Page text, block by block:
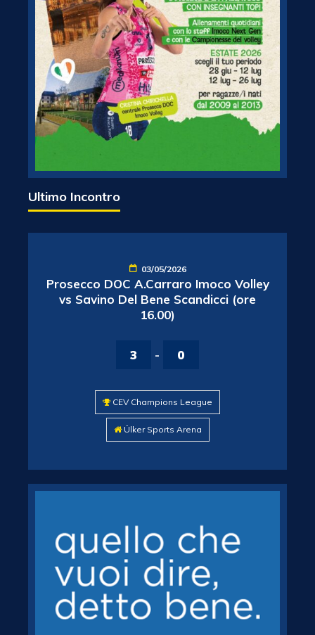
Ultimo Incontro
03/05/2026
Prosecco DOC A.Carraro Imoco Volley
vs Savino Del Bene Scandicci (ore
16.00)
3 - 0
CEV Champions League
Ülker Sports Arena